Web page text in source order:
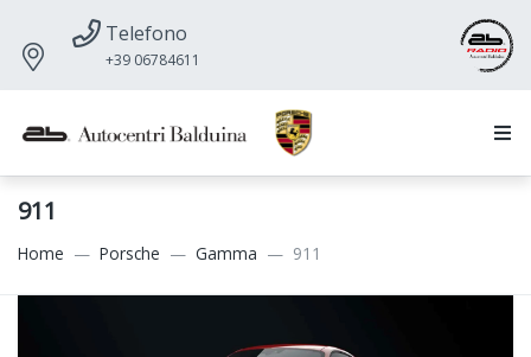
Telefono
+39 06784611
911
Home Porsche Gamma 911